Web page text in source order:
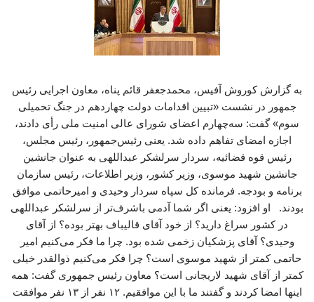
به گزارش کوروش آفیس، محمدجعفر قائم پناه، معاون اجرایی رئیس
جمهور در نشست «تبیین اقدامات دولت چهاردهم در جنگ تحمیلی
سوم» گفت: سه‌چهارم اعضای شورای عالی امنیت ملی رأی دادند،
اجازه امضای تفاهم داده شد. یعنی رئیس‌جمهور، رئیس مجلس،
رئیس قوه قضائیه، سردار سرلشکر عبداللهی به عنوان جانشین
جانشین شهید موسوی، وزیر کشور، وزیر اطلاعات، رئیس سازمان
برنامه و بودجه. فرمانده کل سپاه سردار وحیدی و امیرحاتمی موافق
بودند. او افزود: یعنی اگر شما آدمی باشرف‌تر از سرلشکر عبداللهی
در کشور سراغ دارید؟ از خود آقای قالیباف بهتر بوده؟ از آقای
وحیدی؟ آقای پزشکیان زخمی شده بود. چرا ما فکر می‌کنیم امیر
حاتمی کمتر از شهید موسوی است؟ چرا فکر می‌کنیم ذوالقدر خیلی
کمتر از آقای شهید لاریجانی است؟ معاون رئیس جمهوری گفت: همه
اینها امضا کردند و گفتند ما با این موافقیم. ۱۲ نفر از ۱۳ نفر موافقت